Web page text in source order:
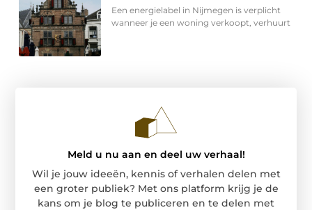
Een energielabel in Nijmegen is verplicht
wanneer je een woning verkoopt, verhuurt
Meld u nu aan en deel uw verhaal!
Wil je jouw ideeën, kennis of verhalen delen met
een groter publiek? Met ons platform krijg je de
kans om je blog te publiceren en te delen met